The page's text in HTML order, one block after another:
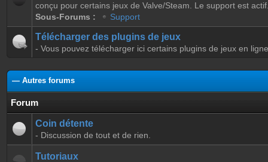
conçu pour certains jeux de Valve/Steam. Le support est
Sous-Forums :
Support
Télécharger des plugins de jeux
- Vous pouvez télécharger ici certains plugins de jeux en
— Autres forums
Forum
Coin détente
- Discussion de tout et de rien.
Tutoriaux